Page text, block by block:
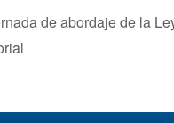
de abordaje de la